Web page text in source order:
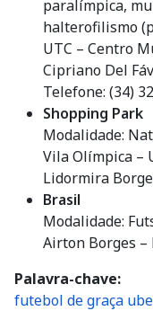
paralímpica,
halterofilismo
UTC – Centro
Cipriano Del
Telefone: (34)
Shopping Park
Modalidade:
Vila Olímpica –
Lidormira
Brasil
Modalidade:
Airton Borges –
Palavra-chave
futebol de graça